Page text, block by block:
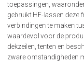
toepassingen,
gebruikt HF-lassen deze
verbindingen te maken
waardevol voor de
dekzeilen, tenten en
zware omstandigheden